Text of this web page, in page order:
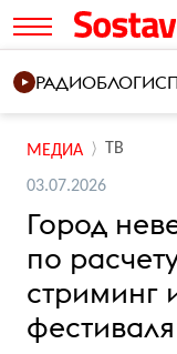
РАДИОБЛОГИ
МЕДИА ТВ
03.07.2026
Город
по
стриминг